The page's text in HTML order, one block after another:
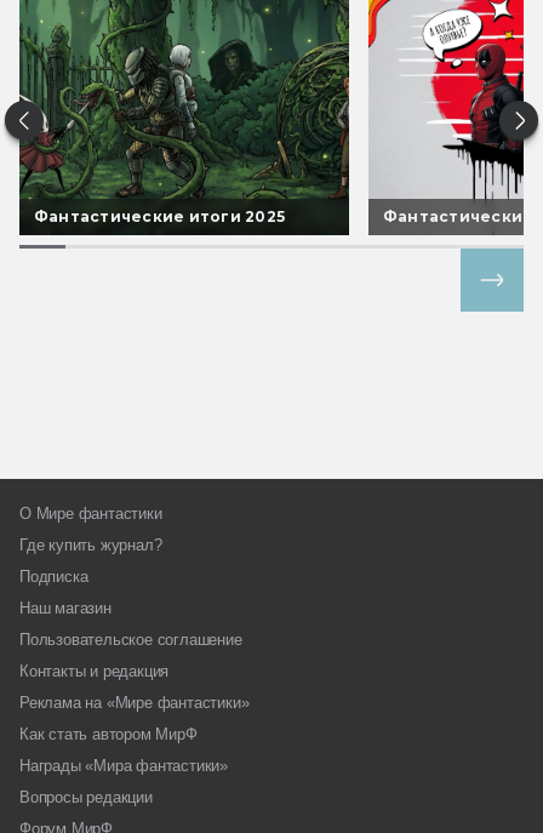
Фантастические итоги 2025 Фантастические
О Мире фантастики
Где купить журнал?
Подписка
Наш магазин
Пользовательское соглашение
Контакты и редакция
Реклама на «Мире фантастики»
Как стать автором МирФ
Награды «Мира фантастики»
Вопросы редакции
Форум МирФ